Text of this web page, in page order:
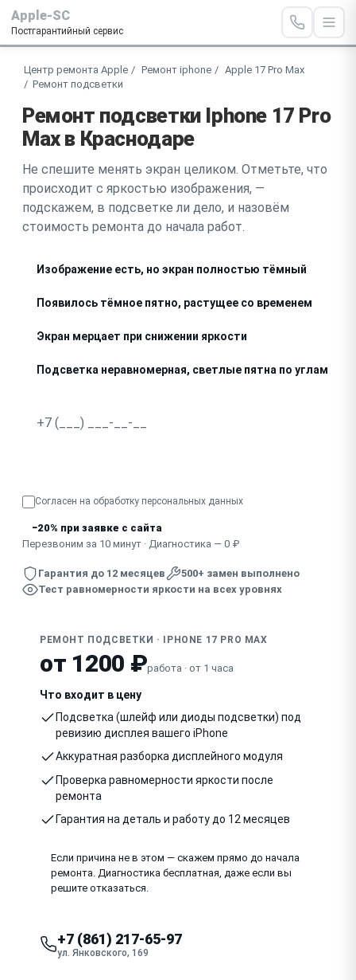
Apple-SC
Постгарантийный сервис
Центр ремонта Apple Ремонт iphone
Apple 17 Pro Max
Ремонт подсветки
Ремонт подсветки Iphone 17 Pro
Max в Краснодаре
Не спешите менять экран целиком. Отметьте, что
происходит с яркостью изображения, —
подскажем, в подсветке ли дело, и назовём
стоимость ремонта до начала работ.
Изображение есть, но экран полностью тёмный
Появилось тёмное пятно, растущее со временем
Экран мерцает при снижении яркости
Подсветка неравномерная, светлые пятна по углам
Согласен на обработку персональных данных
−20% при заявке с сайта
Перезвоним за 10 минут · Диагностика — 0 ₽
Гарантия до 12 месяцев
500+ замен выполнено
Тест равномерности яркости на всех уровнях
РЕМОНТ ПОДСВЕТКИ · IPHONE 17 PRO MAX
от 1200 ₽работа · от 1 часа
Что входит в цену
Подсветка (шлейф или диоды подсветки) под
ревизию дисплея вашего iPhone
Аккуратная разборка дисплейного модуля
Проверка равномерности яркости после
ремонта
Гарантия на деталь и работу до 12 месяцев
Если причина не в этом — скажем прямо до начала
ремонта. Диагностика бесплатная, даже если вы
решите отказаться.
+7 (861) 217-65-97
ул. Янковского, 169